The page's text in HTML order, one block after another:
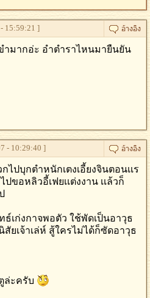
15:59:21 ]
ำมากอ่ะ อำตำราไหนมายืนยัน
- 10:29:40 ]
ปบุกตำหนักเตงเอี้ยงจินตอนเเร
ปขอหลิวอี้เฟยเเต่งงาน เเล้วก็
ธ์เก่งกาจพอตัว ใช้พัดเป็นอาวุธ
ยเจ้าเล่ห์ สู้ใครไม่ได้ก็ซัดอาวุธ
ล่ะครับ